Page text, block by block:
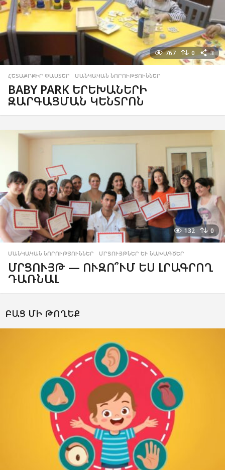
767 0 3
ՀԵՏԱՔՐՔԻՐ ՓԱՍՏԵՐ ,ՄԱՆԿԱԿԱՆ ՆՈՐՈՒԹՅՈՒՆՆԵՐ
BABY PARK ԵՐԵԽԱՆԵՐԻ
ԶԱՐԳԱՑՄԱՆ ԿԵՆՏՐՈՆ
132 0
ՄԱՆԿԱԿԱՆ ՆՈՐՈՒԹՅՈՒՆՆԵՐ ,ՄՐՑՈՒՅԹՆԵՐ ԵՒ ՆԱԽԱԳԾԵՐ
ՄՐՑՈՒՅԹ — ՈՒԶՈ՞ՒՄ ԵՍ ԼՐԱԳՐՈՂ
ԴԱՌՆԱԼ
ԲԱՑ ՄԻ ԹՈՂԵՔ